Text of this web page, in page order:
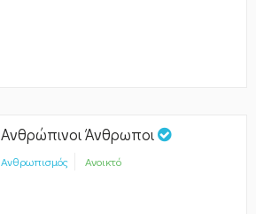
Ανθρώπινοι Άνθρωποι
Ανθρωπισμός Ανοικτό